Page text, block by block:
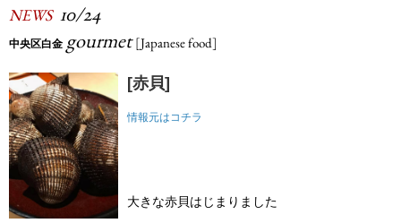
NEWS 10/24
中央区白金 gourmet [Japanese food]
[赤貝]
情報元はコチラ
大きな赤貝はじまりました